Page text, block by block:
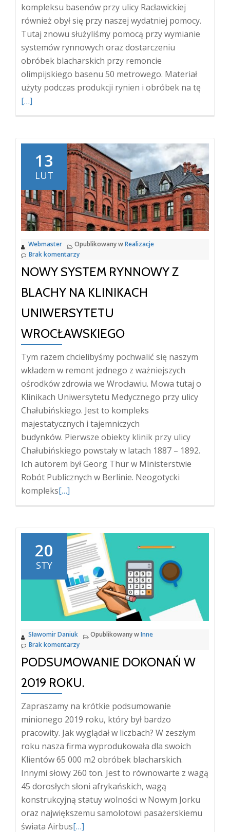
kompleksu basenów przy ulicy Racławickiej
również obył się przy naszej wydatniej pomocy.
Tutaj znowu służyliśmy pomocą przy wymianie
systemów rynnowych oraz dostarczeniu
obróbek blacharskich przy remoncie
olimpijskiego basenu 50 metrowego. Materiał
użyty podczas produkcji rynien i obróbek na tę
na
remont
przy
[…]
13
LUT
Webmaster Opublikowany wRealizacje
Brak komentarzy
NOWY SYSTEM RYNNOWY Z
BLACHY NA KLINIKACH
UNIWERSYTETU
WROCŁAWSKIEGO
Tym razem chcielibyśmy pochwalić się naszym
wkładem w remont jednego z ważniejszych
ośrodków zdrowia we Wrocławiu. Mowa tutaj o
Klinikach Uniwersytetu Medycznego przy ulicy
Chałubińskiego. Jest to kompleks
majestatycznych i tajemniczych
budynków. Pierwsze obiekty klinik przy ulicy
Chałubińskiego powstały w latach 1887 – 1892.
Ich autorem był Georg Thür w Ministerstwie
Robót Publicznych w Berlinie. Neogotycki
kompleksWięcej
blachy
na
Klinikach
Uniwersytetu
Wrocławskiego
[…]
20
STY
Sławomir Daniuk Opublikowany wInne
Brak komentarzy
PODSUMOWANIE DOKONAŃ W
2019 ROKU.
Zapraszamy na krótkie podsumowanie
minionego 2019 roku, który był bardzo
pracowity. Jak wyglądał w liczbach? W zeszłym
roku nasza firma wyprodukowała dla swoich
Klientów 65 000 m2 obróbek blacharskich.
Innymi słowy 260 ton. Jest to równowarte z wagą
45 dorosłych słoni afrykańskich, wagą
konstrukcyjną statuy wolności w Nowym Jorku
oraz największemu samolotowi pasażerskiemu
świata AirbusWięcej
[…]